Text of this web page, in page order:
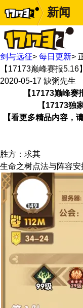
新闻
剑与远征> 每日更新>
【17173巅峰赛报5.16
2020-05-17 缺粥先生
【17173巅峰
【17173独
【看更多精品内容，
胜方：求其
生命之树点法与阵容安